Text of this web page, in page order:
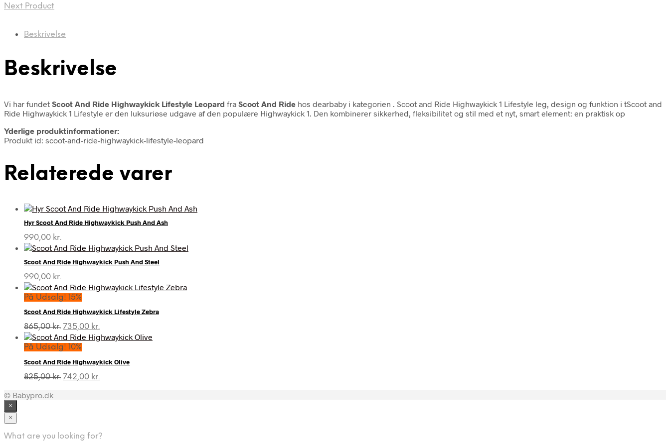
Next Product
Beskrivelse
Beskrivelse
Vi har fundet Scoot And Ride Highwaykick Lifestyle Leopard fra Scoot And Ride hos dearbaby i kategorien
. Scoot and Ride Highwaykick 1 Lifestyle leg, design og funktion i tScoot and
Ride Highwaykick 1 Lifestyle er den luksuriøse udgave af den populære Highwaykick 1. Den kombinerer sikkerhed, fleksibilitet og stil med et nyt, smart element: en praktisk op
Yderlige produktinformationer:
Produkt id: scoot-and-ride-highwaykick-lifestyle-leopard
Relaterede varer
Hyr Scoot And Ride Highwaykick Push And Ash
990,00 kr.
Scoot And Ride Highwaykick Push And Steel
990,00 kr.
På Udsalg! 15%
Scoot And Ride Highwaykick Lifestyle Zebra
865,00kr. Den
oprindelige
pris
865,00 kr..
735,00 kr.
aktuelle
735,00 kr..
På Udsalg! 10%
Scoot And Ride Highwaykick Olive
825,00kr. Den
742,00 kr.
© Babypro.dk
×
×
What are you looking for?